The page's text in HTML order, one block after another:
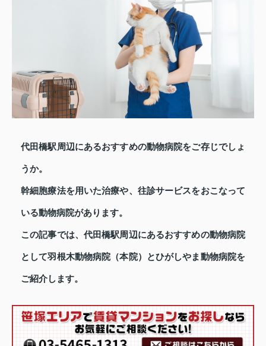
代田橋駅周辺にあるおすすめの動物病院をご存じでしょ
うか。
幹細胞療法を用いた治療や、往診サービスをおこなって
いる動物病院があります。
この記事では、代田橋駅周辺にあるおすすめの動物病院
として羽根木動物病院（本院）とひがしやま動物病院を
ご紹介します。